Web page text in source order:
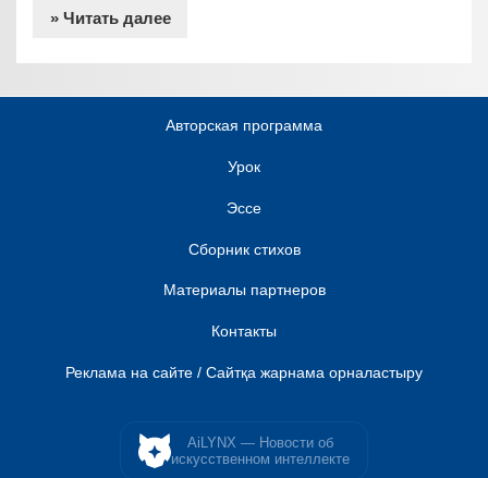
» Читать далее
Авторская программа
Урок
Эссе
Сборник стихов
Материалы партнеров
Контакты
Реклама на сайте / Сайтқа жарнама орналастыру
AiLYNX — Новости об
искусственном интеллекте